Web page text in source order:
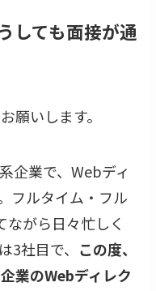
しても面接が通
願いします。
企業で、Webディ
フルタイム・フル
ながら日々忙しく
3社目で、 この度、
業のWebディレク